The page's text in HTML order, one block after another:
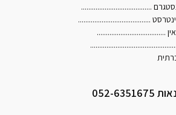
.......................................
........................................
......................................